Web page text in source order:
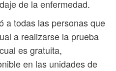
de la enfermedad.
a todas las personas que
a realizarse la prueba
es gratuita,
en las unidades de